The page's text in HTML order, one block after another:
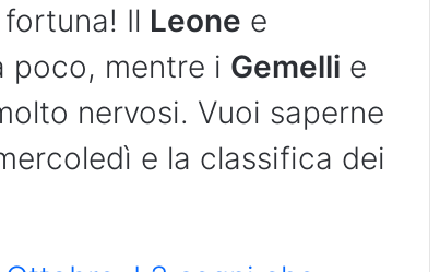
Il Leone e
poco, mentre i Gemelli e
nervosi. Vuoi saperne
e la classifica dei